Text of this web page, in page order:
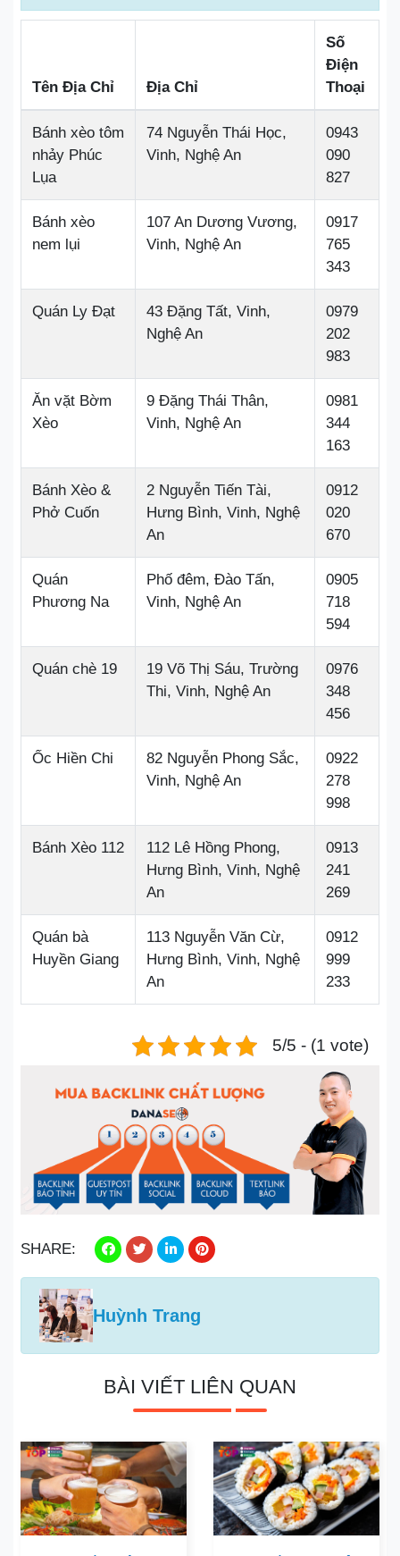
Tên Địa Chỉ Địa Chỉ
Số
Điện
Thoại
Bánh xèo tôm
nhảy Phúc
Lụa
74 Nguyễn Thái Học,
Vinh, Nghệ An
0943
090
827
Bánh xèo
nem lụi
107 An Dương Vương,
Vinh, Nghệ An
0917
765
343
Quán Ly Đạt
43 Đặng Tất, Vinh,
Nghệ An
0979
202
983
Ăn vặt Bờm
Xèo
9 Đặng Thái Thân,
Vinh, Nghệ An
0981
344
163
Bánh Xèo &
Phở Cuốn
2 Nguyễn Tiến Tài,
Hưng Bình, Vinh, Nghệ
An
0912
020
670
Quán
Phương Na
Phố đêm, Đào Tấn,
Vinh, Nghệ An
0905
718
594
Quán chè 19
19 Võ Thị Sáu, Trường
Thi, Vinh, Nghệ An
0976
348
456
Ốc Hiền Chi
82 Nguyễn Phong Sắc,
Vinh, Nghệ An
0922
278
998
Bánh Xèo 112
112 Lê Hồng Phong,
Hưng Bình, Vinh, Nghệ
An
0913
241
269
Quán bà
Huyền Giang
113 Nguyễn Văn Cừ,
Hưng Bình, Vinh, Nghệ
An
0912
999
233
5/5 - (1 vote)
SHARE:
Huỳnh Trang
BÀI VIẾT LIÊN QUAN